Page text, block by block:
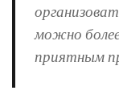
можно
приятным